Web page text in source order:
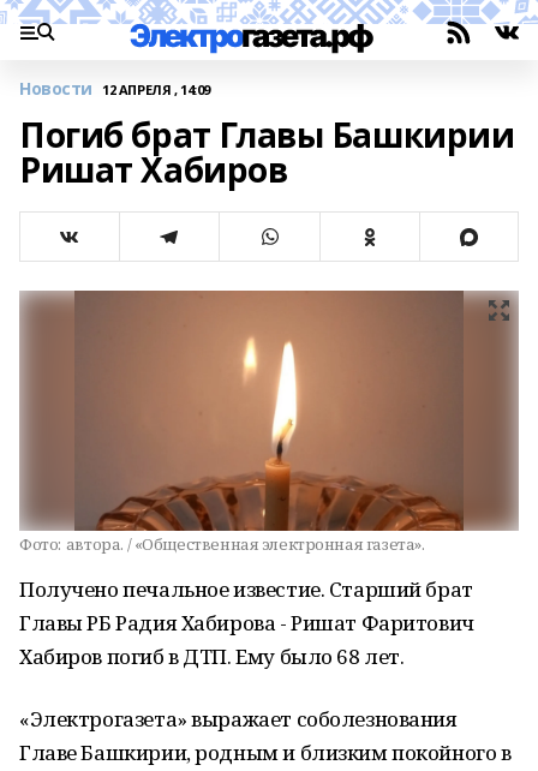
Новости 12 АПРЕЛЯ , 14:09
Погиб брат Главы Башкирии
Ришат Хабиров
Фото: автора. / «Общественная электронная газета».
Получено печальное известие. Старший брат
Главы РБ Радия Хабирова - Ришат Фаритович
Хабиров погиб в ДТП. Ему было 68 лет.
«Электрогазета» выражает соболезнования
Главе Башкирии, родным и близким покойного в